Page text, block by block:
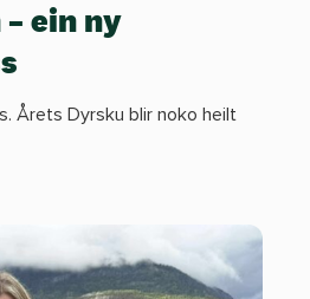
ein ny
Årets Dyrsku blir noko heilt